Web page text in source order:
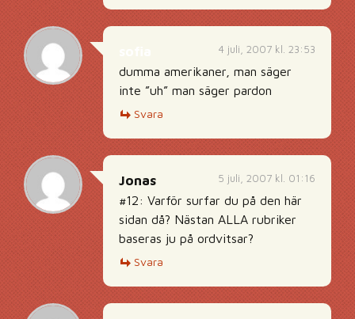
4 juli, 2007 kl. 23:53
dumma amerikaner, man säger
inte ”uh” man säger pardon
Svara
5 juli, 2007 kl. 01:16
Jonas
#12: Varför surfar du på den här
sidan då? Nästan ALLA rubriker
baseras ju på ordvitsar?
Svara